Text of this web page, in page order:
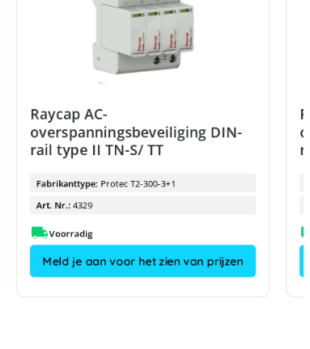
Raycap AC-
overspanningsbeveiliging DIN-
rail type II TN-S/ TT
Fabrikanttype: Protec T2-300-3+1
Art. Nr.: 4329
Voorradig
Meld je aan voor het zien van prijzen